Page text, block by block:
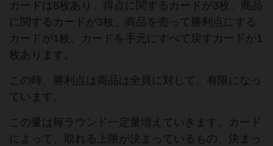
カードは8枚あり、得点に関するカードが3枚、商品
に関するカードが3枚、商品を売って勝利点にする
カードが1枚、カードを手元にすべて戻すカードが1
枚あります。
この時、勝利点は商品は全員に対して、有限になっ
ています。
この量は毎ラウンド一定量増えていきます。カード
によって、取れる上限が決まっているもの、決まっ